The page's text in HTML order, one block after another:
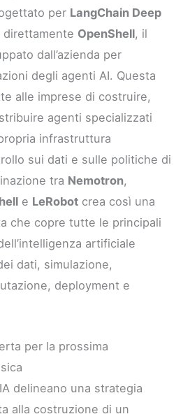
per LangChain Deep
direttamente OpenShell, il
dall’azienda per
degli agenti AI. Questa
alle imprese di costruire,
agenti specializzati
infrastruttura
sui dati e sulle politiche di
tra Nemotron,
e LeRobot crea così una
che copre tutte le principali
artificiale
dati, simulazione,
deployment e
per la prossima
delineano una strategia
alla costruzione di un